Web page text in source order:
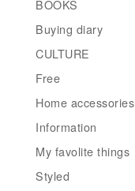
BOOKS
Buying diary
CULTURE
Free
Home accessories
Information
My favolite things
Styled